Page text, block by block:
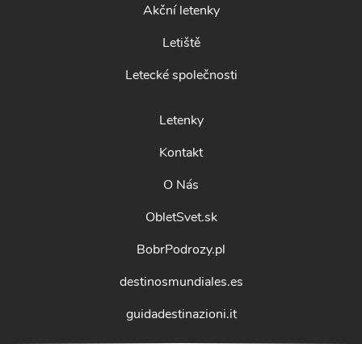
Akční letenky
Letiště
Letecké společnosti
Letenky
Kontakt
O Nás
ObletSvet.sk
BobrPodrozy.pl
destinosmundiales.es
guidadestinazioni.it